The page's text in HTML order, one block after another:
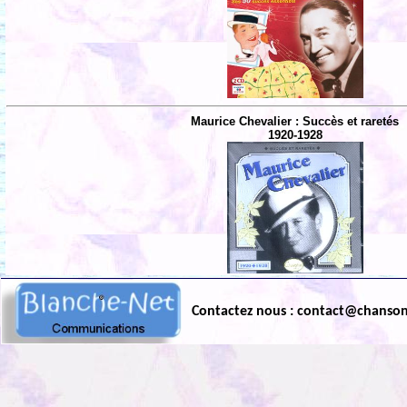
Maurice Chevalier : Succès et raretés
1920-1928
Contactez nous :